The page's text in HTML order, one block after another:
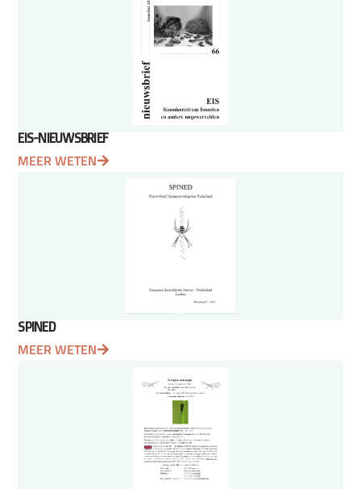
EIS-NIEUWSBRIEF
MEER WETEN
SPINED
MEER WETEN